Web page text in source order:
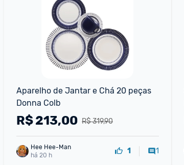
Aparelho de Jantar e Chá 20 peças
Donna Colb
R$ 319,90
R$213,00
Hee Hee-Man
há 20 h
1 1